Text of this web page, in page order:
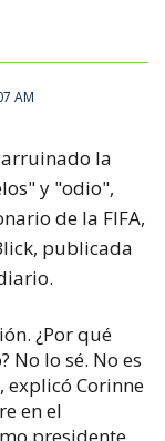
AM
la
y "odio",
de la FIFA,
publicada
¿Por qué
No lo sé. No es
explicó Corinne
en el
presidente